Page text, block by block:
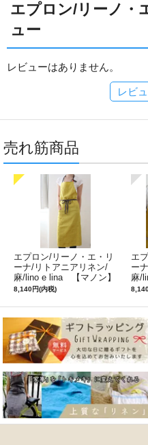
エプロン/リーノ・
ュー
レビューはありません。
レビ
売れ筋商品
エプロン/リーノ・エ・リ
ーナ/リトアニアリネン/
麻/lino e lina 【マノン】
ミモザ
8,140円(内税)
エ
ー
麻/
サ